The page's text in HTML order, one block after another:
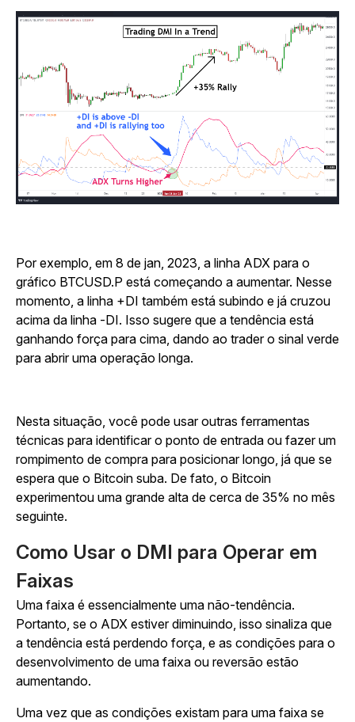
Por exemplo, em 8 de jan, 2023, a linha ADX para o
gráfico BTCUSD.P está começando a aumentar. Nesse
momento, a linha +DI também está subindo e já cruzou
acima da linha -DI. Isso sugere que a tendência está
ganhando força para cima, dando ao trader o sinal verde
para abrir uma operação longa.
Nesta situação, você pode usar outras ferramentas
técnicas para identificar o ponto de entrada ou fazer um
rompimento de compra para posicionar longo, já que se
espera que o Bitcoin suba. De fato, o Bitcoin
experimentou uma grande alta de cerca de 35% no mês
seguinte.
Como Usar o DMI para Operar em
Faixas
Uma faixa é essencialmente uma não-tendência.
Portanto, se o ADX estiver diminuindo, isso sinaliza que
a tendência está perdendo força, e as condições para o
desenvolvimento de uma faixa ou reversão estão
aumentando.
Uma vez que as condições existam para uma faixa se